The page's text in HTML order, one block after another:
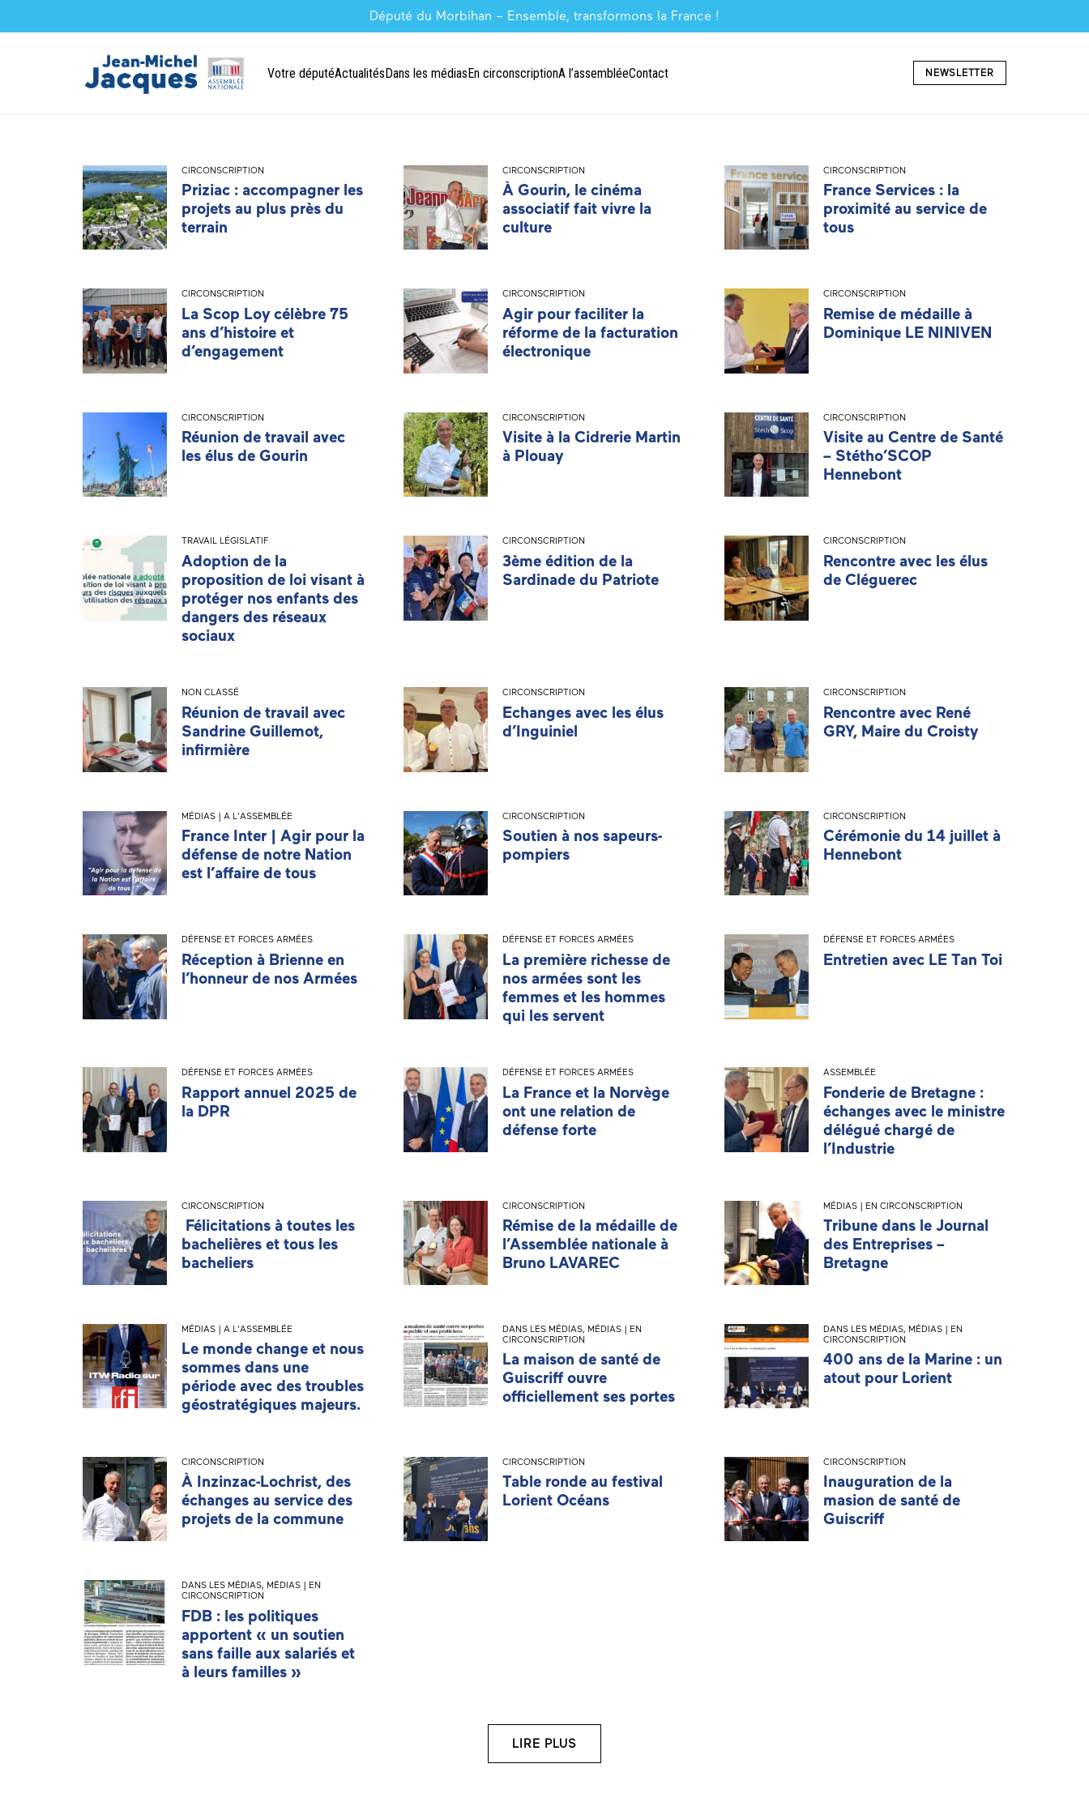
Député du Morbihan – Ensemble, transformons la France !
Votre députéActualitésDans les médiasEn circonscriptionA l’assembléeContact NEWSLETTER
CIRCONSCRIPTION
Priziac : accompagner les
projets au plus près du
terrain
CIRCONSCRIPTION
À Gourin, le cinéma
associatif fait vivre la
culture
CIRCONSCRIPTION
France Services : la
proximité au service de
tous
CIRCONSCRIPTION
La Scop Loy célèbre 75
ans d’histoire et
d’engagement
CIRCONSCRIPTION
Agir pour faciliter la
réforme de la facturation
électronique
CIRCONSCRIPTION
Remise de médaille à
Dominique LE NINIVEN
CIRCONSCRIPTION
Réunion de travail avec
les élus de Gourin
CIRCONSCRIPTION
Visite à la Cidrerie Martin
à Plouay
CIRCONSCRIPTION
Visite au Centre de Santé
– Stétho’SCOP
Hennebont
TRAVAIL LÉGISLATIF
Adoption de la
proposition de loi visant à
protéger nos enfants des
dangers des réseaux
sociaux
CIRCONSCRIPTION
3ème édition de la
Sardinade du Patriote
CIRCONSCRIPTION
Rencontre avec les élus
de Cléguerec
NON CLASSÉ
Réunion de travail avec
Sandrine Guillemot,
infirmière
CIRCONSCRIPTION
Echanges avec les élus
d’Inguiniel
CIRCONSCRIPTION
Rencontre avec René
GRY, Maire du Croisty
MÉDIAS | A L'ASSEMBLÉE
France Inter | Agir pour la
défense de notre Nation
est l’affaire de tous
CIRCONSCRIPTION
Soutien à nos sapeurs-
pompiers
CIRCONSCRIPTION
Cérémonie du 14 juillet à
Hennebont
DÉFENSE ET FORCES ARMÉES
Réception à Brienne en
l’honneur de nos Armées
DÉFENSE ET FORCES ARMÉES
La première richesse de
nos armées sont les
femmes et les hommes
qui les servent
DÉFENSE ET FORCES ARMÉES
Entretien avec LE Tan Toi
DÉFENSE ET FORCES ARMÉES
Rapport annuel 2025 de
la DPR
DÉFENSE ET FORCES ARMÉES
La France et la Norvège
ont une relation de
défense forte
ASSEMBLÉE
Fonderie de Bretagne :
échanges avec le ministre
délégué chargé de
l’Industrie
CIRCONSCRIPTION
Félicitations à toutes les
bachelières et tous les
bacheliers
CIRCONSCRIPTION
Rémise de la médaille de
l’Assemblée nationale à
Bruno LAVAREC
MÉDIAS | EN CIRCONSCRIPTION
Tribune dans le Journal
des Entreprises –
Bretagne
MÉDIAS | A L'ASSEMBLÉE
Le monde change et nous
sommes dans une
période avec des troubles
géostratégiques majeurs.
DANS LES MÉDIAS, MÉDIAS | EN
CIRCONSCRIPTION
La maison de santé de
Guiscriff ouvre
officiellement ses portes
DANS LES MÉDIAS, MÉDIAS | EN
CIRCONSCRIPTION
400 ans de la Marine : un
atout pour Lorient
CIRCONSCRIPTION
À Inzinzac-Lochrist, des
échanges au service des
projets de la commune
CIRCONSCRIPTION
Table ronde au festival
Lorient Océans
CIRCONSCRIPTION
Inauguration de la
masion de santé de
Guiscriff
DANS LES MÉDIAS, MÉDIAS | EN
CIRCONSCRIPTION
FDB : les politiques
apportent « un soutien
sans faille aux salariés et
à leurs familles »
LIRE PLUS